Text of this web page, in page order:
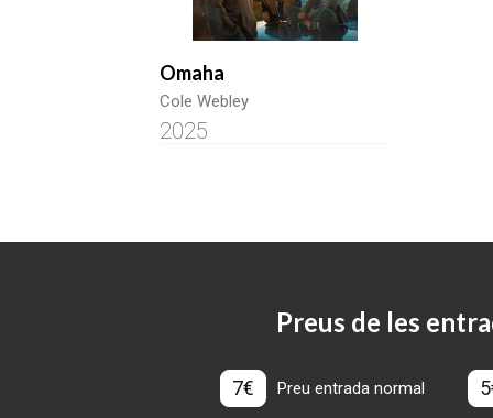
Omaha
Cole Webley
2025
Preus de les
7€ Preu entrada normal